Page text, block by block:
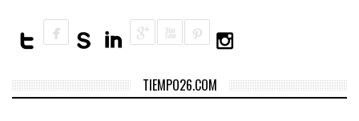
TIEMPO26.COM